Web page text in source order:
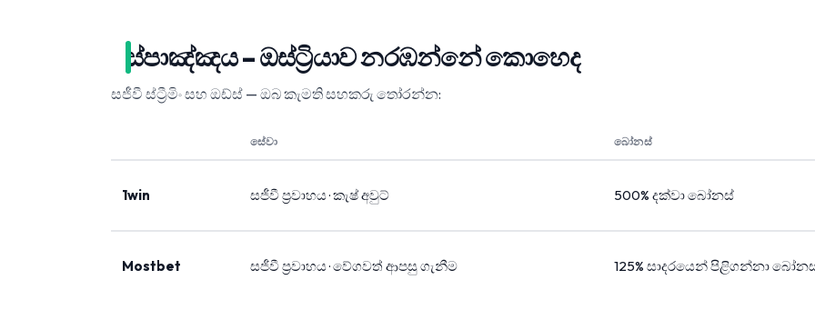
ස්පාඤ්ඤය – ඔස්ට්‍රියාව නරඹන්නේ කොහෙද
සජීවී ස්ට්‍රීමිං සහ ඔඩ්ස් — ඔබ කැමති සහකරු තෝරන්න:
සේවා බෝනස්
1win සජීවී ප්‍රවාහය · කැෂ් අවුට් 500% දක්වා බෝනස්
Mostbet සජීවී ප්‍රවාහය · වේගවත් ආපසු ගැනීම 125% සාදරයෙන් පිළිගන්නා